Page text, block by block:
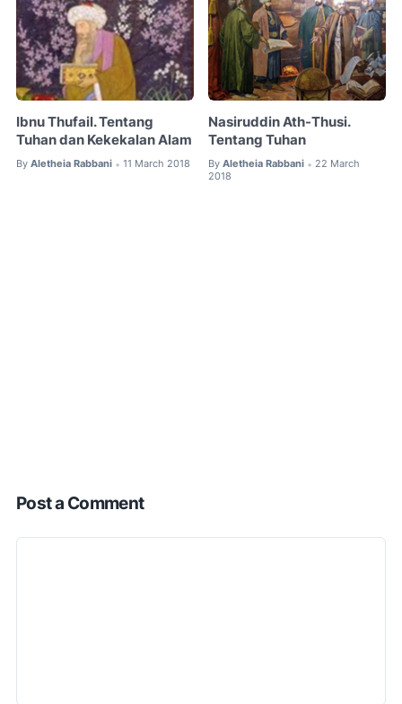
Ibnu Thufail. Tentang
Tuhan dan Kekekalan Alam
By Aletheia Rabbani • 11 March 2018
Nasiruddin Ath-Thusi.
Tentang Tuhan
By Aletheia Rabbani • 22 March
2018
Post a Comment